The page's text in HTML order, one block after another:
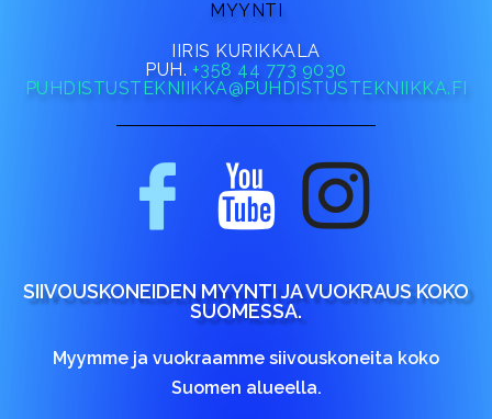
MYYNTI
IIRIS KURIKKALA
PUH. +358 44 773 9030
PUHDISTUSTEKNIIKKA@PUHDISTUSTEKNIIKKA.FI
SIIVOUSKONEIDEN MYYNTI JA VUOKRAUS KOKO
SUOMESSA.
Myymme ja vuokraamme siivouskoneita koko
Suomen alueella.